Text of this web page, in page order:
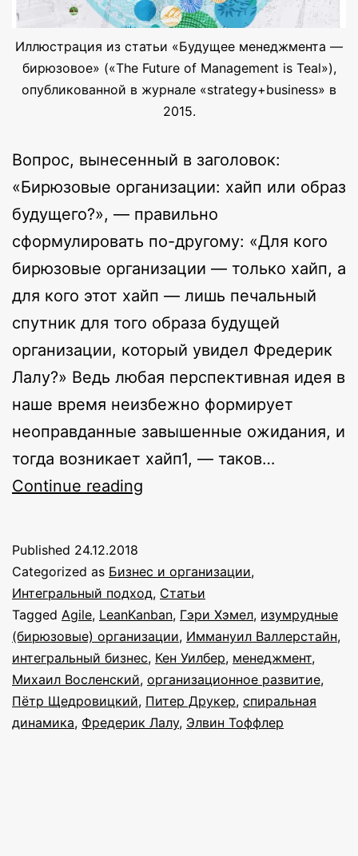
Иллюстрация из статьи «Будущее менеджмента —
бирюзовое» («The Future of Management is Teal»),
опубликованной в журнале «strategy+business» в
2015.
Вопрос, вынесенный в заголовок:
«Бирюзовые организации: хайп или образ
будущего?», — правильно
сформулировать по-другому: «Для кого
бирюзовые организации — только хайп, а
для кого этот хайп — лишь печальный
спутник для того образа будущей
организации, который увидел Фредерик
Лалу?» Ведь любая перспективная идея в
наше время неизбежно формирует
неоправданные завышенные ожидания, и
тогда возникает хайп1, — таков…
Continue reading
хайп
или
образ
будущего?
Published 24.12.2018
Categorized as Бизнес и организации,
Интегральный подход, Статьи
Tagged Agile, LeanKanban, Гэри Хэмел, изумрудные
(бирюзовые) организации, Иммануил Валлерстайн,
интегральный бизнес, Кен Уилбер, менеджмент,
Михаил Восленский, организационное развитие,
Пётр Щедровицкий, Питер Друкер, спиральная
динамика, Фредерик Лалу, Элвин Тоффлер